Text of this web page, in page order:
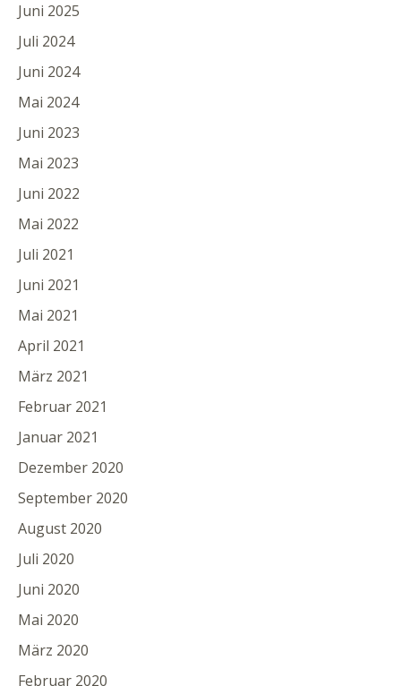
Juni 2025
Juli 2024
Juni 2024
Mai 2024
Juni 2023
Mai 2023
Juni 2022
Mai 2022
Juli 2021
Juni 2021
Mai 2021
April 2021
März 2021
Februar 2021
Januar 2021
Dezember 2020
September 2020
August 2020
Juli 2020
Juni 2020
Mai 2020
März 2020
Februar 2020